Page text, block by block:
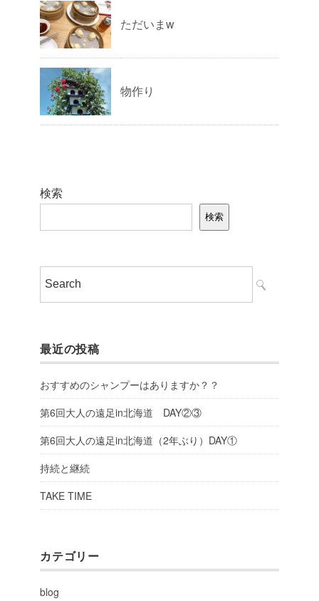
ただいまw
物作り
検索
検索
最近の投稿
おすすめのシャンプーはありますか？？
第6回大人の遠足in北海道 DAY②③
第6回大人の遠足in北海道（2年ぶり）DAY①
持続と継続
TAKE TIME
カテゴリー
blog